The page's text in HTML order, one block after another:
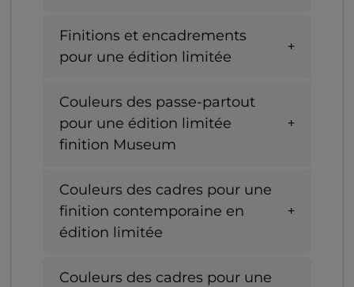
Finitions et encadrements
pour une édition limitée
Couleurs des passe-partout
pour une édition limitée
finition Museum
Couleurs des cadres pour une
finition contemporaine en
édition limitée
Couleurs des cadres pour une